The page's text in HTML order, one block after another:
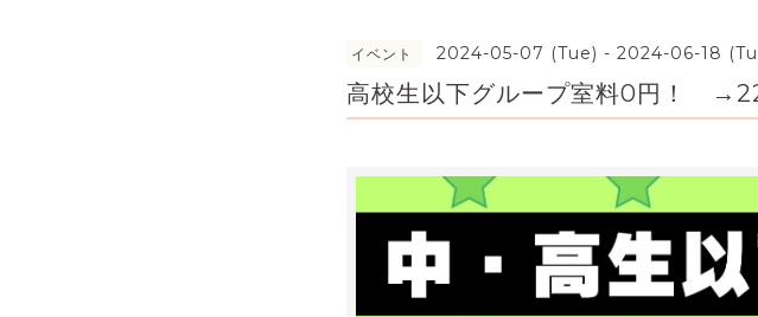
イベント 2024-05-07 (Tue) - 2024-06-18
高校生以下グループ室料0円！